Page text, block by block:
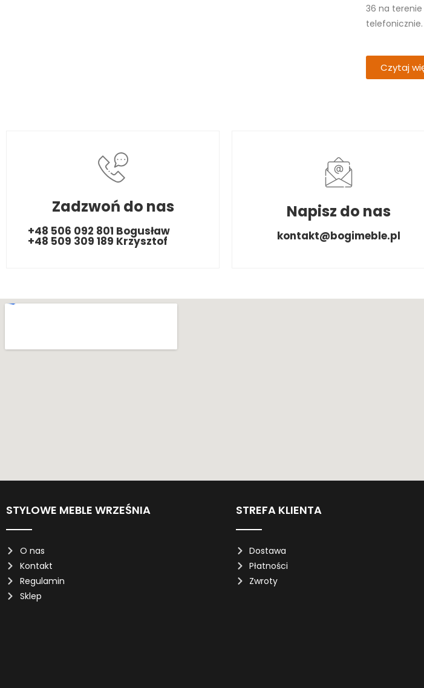
36 na terenie
telefonicznie.
Czytaj
Zadzwoń do nas
+48 506 092 801 Bogusław
+48 509 309 189 Krzysztof
Napisz do nas
kontakt@bogimeble.pl
STYLOWE MEBLE WRZEŚNIA
O nas
Kontakt
Regulamin
Sklep
STREFA KLIENTA
Dostawa
Płatności
Zwroty